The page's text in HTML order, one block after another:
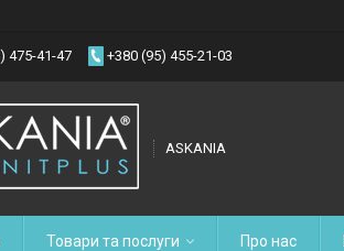
475-41-47 +380 (95) 455-21-03
ASKANIA
Товари та послуги Про нас